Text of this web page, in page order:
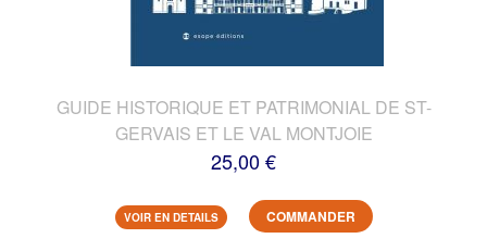
GUIDE HISTORIQUE ET PATRIMONIAL DE ST-
GERVAIS ET LE VAL MONTJOIE
25,00 €
VOIR EN DETAILS COMMANDER